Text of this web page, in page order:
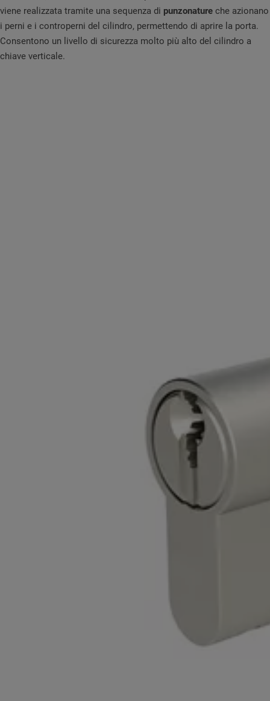
viene realizzata tramite una sequenza di punzonature che azionano
i perni e i controperni del cilindro, permettendo di aprire la porta.
Consentono un livello di sicurezza molto più alto del cilindro a
chiave verticale.